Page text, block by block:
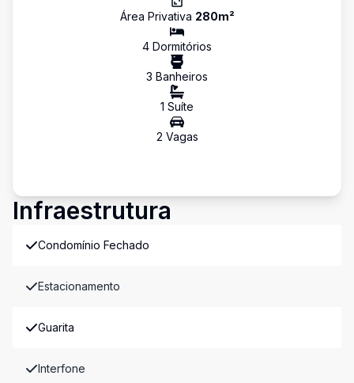
Área Privativa 280m²
4 Dormitórios
3 Banheiros
1 Suíte
2 Vagas
Infraestrutura
Condomínio Fechado
Estacionamento
Guarita
Interfone